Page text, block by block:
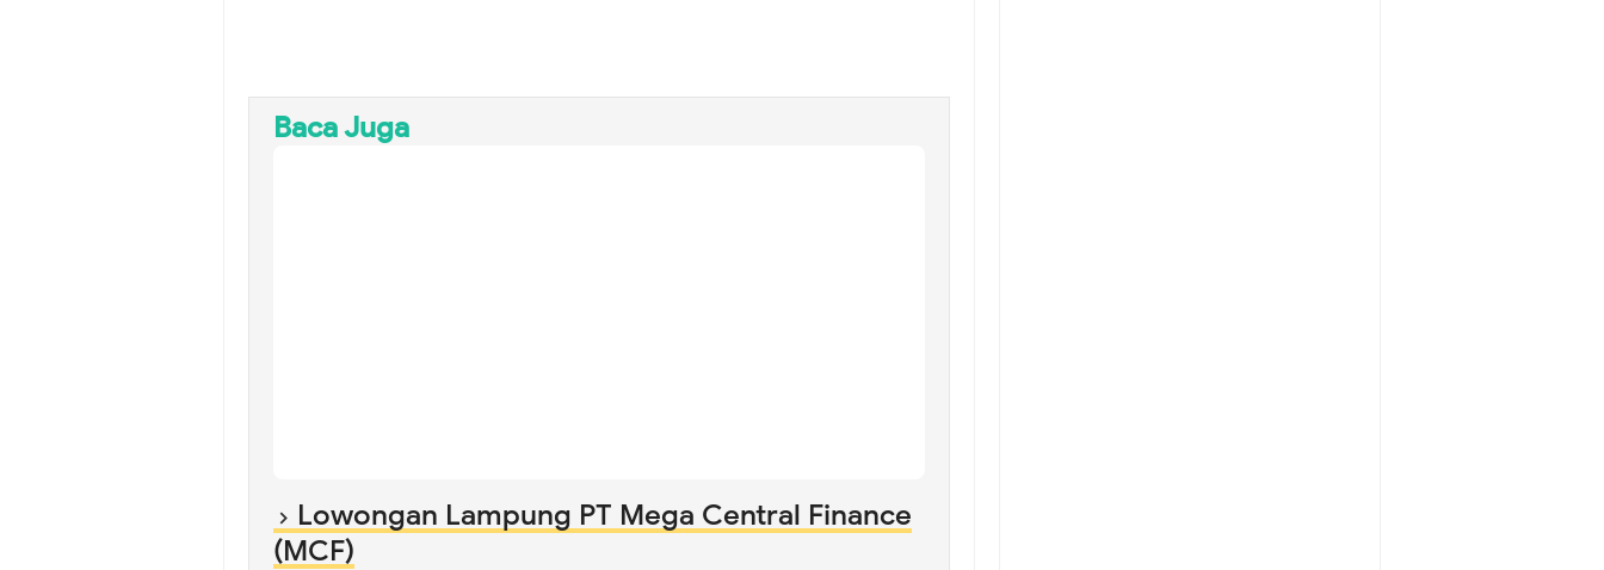
Baca Juga
Lowongan Lampung PT Mega Central Finance
(MCF)